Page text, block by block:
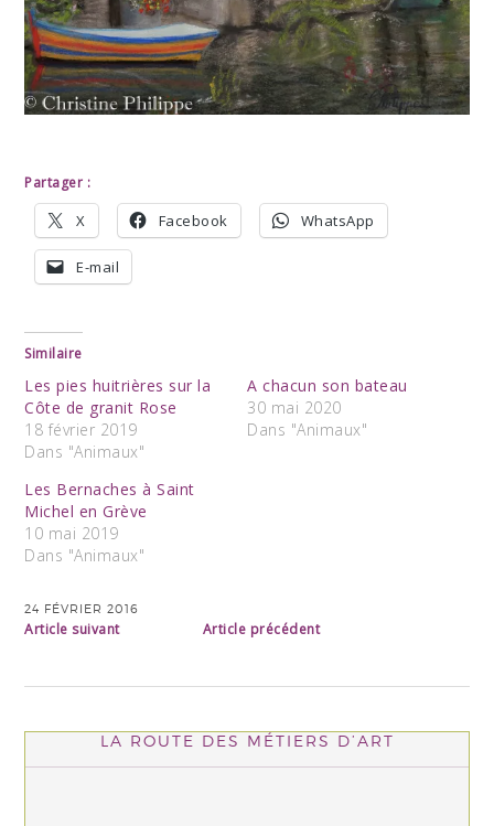
Partager :
X Facebook WhatsApp
E-mail
Similaire
Les pies huitrières sur la
Côte de granit Rose
18 février 2019
Dans "Animaux"
A chacun son bateau
30 mai 2020
Dans "Animaux"
Les Bernaches à Saint
Michel en Grève
10 mai 2019
Dans "Animaux"
24 FÉVRIER 2016
Article suivant Article précédent
LA ROUTE DES MÉTIERS D’ART